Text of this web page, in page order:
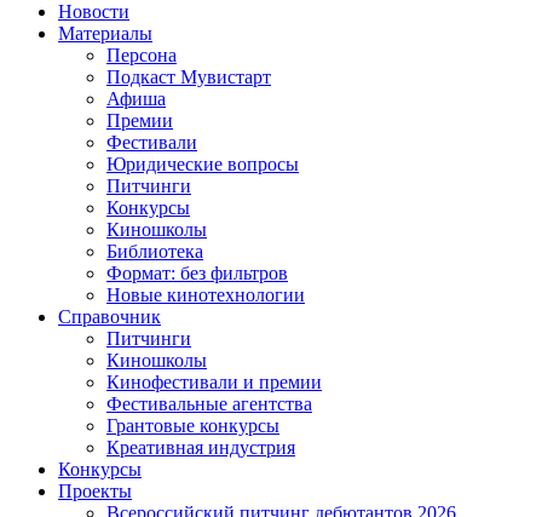
Новости
Материалы
Персона
Подкаст Мувистарт
Афиша
Премии
Фестивали
Юридические вопросы
Питчинги
Конкурсы
Киношколы
Библиотека
Формат: без фильтров
Новые кинотехнологии
Справочник
Питчинги
Киношколы
Кинофестивали и премии
Фестивальные агентства
Грантовые конкурсы
Креативная индустрия
Конкурсы
Проекты
Всероссийский питчинг дебютантов 2026